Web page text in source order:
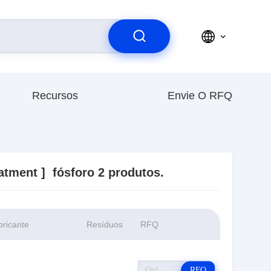
Recursos Envie O RFQ
] fósforo 2 produtos.
Resíduos RFQ